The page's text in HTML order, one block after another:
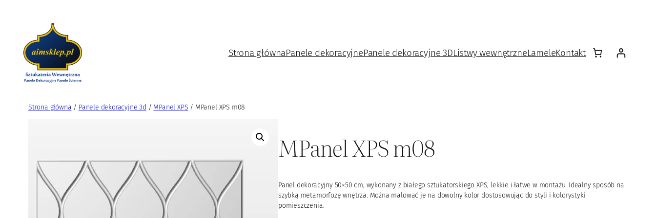
Strona głównaPanele dekoracyjnePanele dekoracyjne 3DListwy wewnętrzneLameleKontakt
Strona główna / Panele dekoracyjne 3d / MPanel XPS / MPanel XPS m08
MPanel XPS m08
Panel dekoracyjny 50×50 cm, wykonany z białego sztukatorskiego XPS, lekkie i łatwe w montażu. Idealny sposób na
szybką metamorfozę wnętrza. Można malować je na dowolny kolor dostosowując do styli i kolorystyki
pomieszczenia.